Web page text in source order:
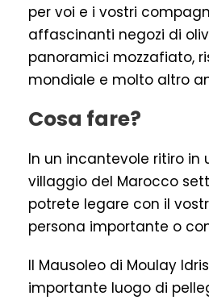
per voi e i vostri
affascinanti negozi di
panoramici mozzafiato,
mondiale e molto altro
Cosa fare?
In un incantevole ritiro in
villaggio del Marocco
potrete legare con il
persona importante o
Il Mausoleo di Moulay
importante luogo di